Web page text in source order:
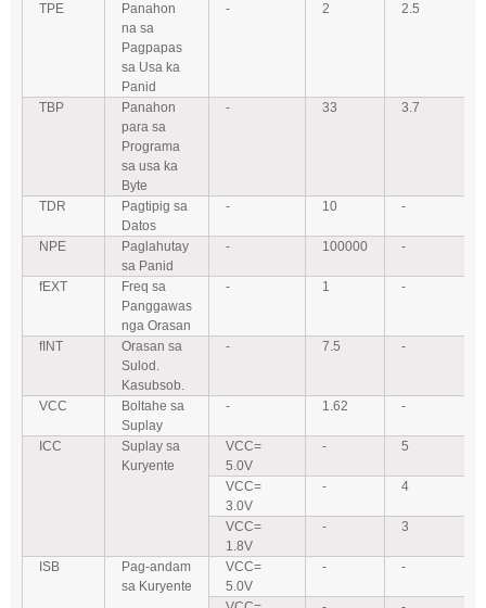
TPE
Panahon
na sa
Pagpapas
sa Usa ka
Panid
- 2 2.5
TBP
Panahon
para sa
Programa
sa usa ka
Byte
- 33 3.7
TDR
Pagtipig sa
Datos
- 10 -
NPE
Paglahutay
sa Panid
- 100000 -
fEXT
Freq sa
Panggawas
nga Orasan
- 1 -
fINT
Orasan sa
Sulod.
Kasubsob.
- 7.5 -
VCC
Boltahe sa
Suplay
- 1.62 -
ICC
Suplay sa
Kuryente
VCC=
5.0V
- 5
VCC=
3.0V
- 4
VCC=
1.8V
- 3
ISB
Pag-andam
sa Kuryente
VCC=
5.0V
- -